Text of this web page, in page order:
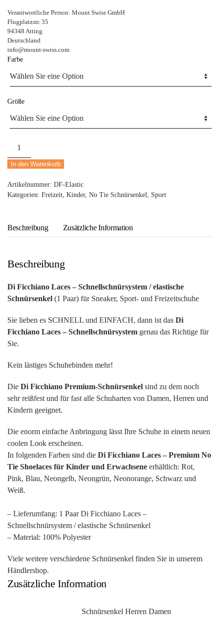
Verantwortliche Person: Mount Swiss GmbH
Flugplatzstr. 35
94348 Atting
Deutschland
info@mount-swiss.com
Farbe
Größe
Premium
/
(1
Paar)
Sneaker,
und
Freizeitschuhe
In den Warenkorb
Artikelnummer: DF-Elastic
Kategorien: Freizeit Kinder, No Tie Schnürsenkel Sport
Beschreibung Zusätzliche Information
Beschreibung
Di Ficchiano Laces – Schnellschnürsystem / elastische
Schnürsenkel (1 Paar) für Sneaker, Sport- und Freizeitschuhe
Sie lieben es SCHNELL und EINFACH, dann ist das Di
Ficchiano Laces – Schnellschnürsystem genau das Richtige für
Sie.
Kein lästiges Schuhebinden mehr!
Die Di Ficchiano Premium-Schnürsenkel sind zu dem noch
sehr reißfest und für fast alle Schuharten von Damen, Herren und
Kindern geeignet.
Die enorm einfache Anbringung lässt Ihre Schuhe in einem neuen
coolen Look erscheinen.
In folgenden Farben sind die Di Ficchiano Laces – Premium No
Tie Shoelaces für Kinder und Erwachsene erhältlich: Rot,
Pink, Blau, Neongelb, Neongrün, Neonorange, Schwarz und
Weiß.
– Lieferumfang: 1 Paar Di Ficchiano Laces –
Schnellschnürsystem / elastische Schnürsenkel
– Material: 100% Polyester
Viele weitere verschiedene Schnürsenkel finden Sie in unserem
Händlershop.
Zusätzliche Information
Schnürsenkel Herren Damen